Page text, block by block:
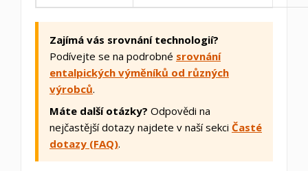
Zajímá vás srovnání technologií?
Podívejte se na podrobné srovnání
entalpických výměníků od různých
výrobců.
Máte další otázky? Odpovědi na
nejčastější dotazy najdete v naší sekci Časté
dotazy (FAQ).